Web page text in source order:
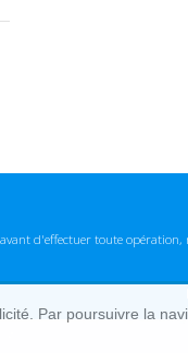
d'effectuer toute opération,
Par poursuivre la